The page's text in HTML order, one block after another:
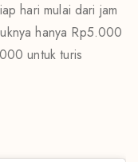
hari mulai dari jam
hanya Rp5.000
untuk turis